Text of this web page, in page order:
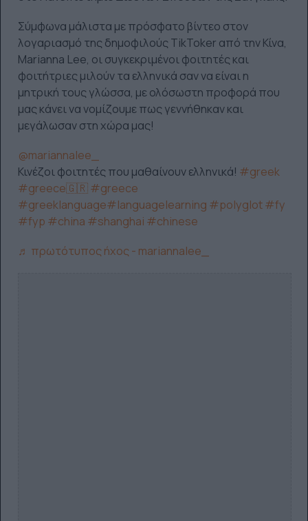
Σύμφωνα μάλιστα με πρόσφατο βίντεο στον
λογαριασμό της δημοφιλούς TikToker από την Κίνα,
Marianna Lee, οι συγκεκριμένοι φοιτητές και
φοιτήτριες μιλούν τα ελληνικά σαν να είναι η
μητρική τους γλώσσα, με ολόσωστη προφορά που
μας κάνει να νομίζουμε πως γεννήθηκαν και
μεγάλωσαν στη χώρα μας!
@mariannalee_
Κινέζοι φοιτητές που μαθαίνουν ελληνικά! #greek
#greece🇬🇷#greece
#greeklanguage#languagelearning #polyglot#fy
#fyp #china #shanghai #chinese
♬ πρωτότυπος ήχος - mariannalee_